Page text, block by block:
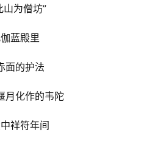
山为僧坊”
蓝殿里
面的护法
月化作的韦陀
祥符年间